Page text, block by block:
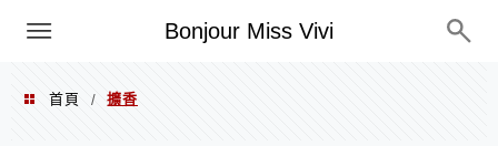
Bonjour Miss Vivi
選單
首頁 / 擴香